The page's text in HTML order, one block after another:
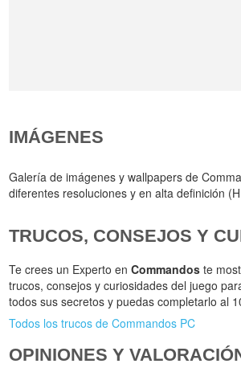
IMÁGENES
Galería de imágenes y wallpapers de
diferentes resoluciones y en alta definición
TRUCOS, CONSEJOS Y
Te crees un Experto enCommandos te
trucos, consejos y curiosidades del juego
todos sus secretos y puedas completarlo al
Todos los trucos de Commandos PC
OPINIONES Y